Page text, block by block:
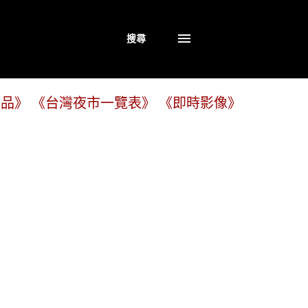
搜尋
》 《台灣夜市一覽表》 《即時影像》